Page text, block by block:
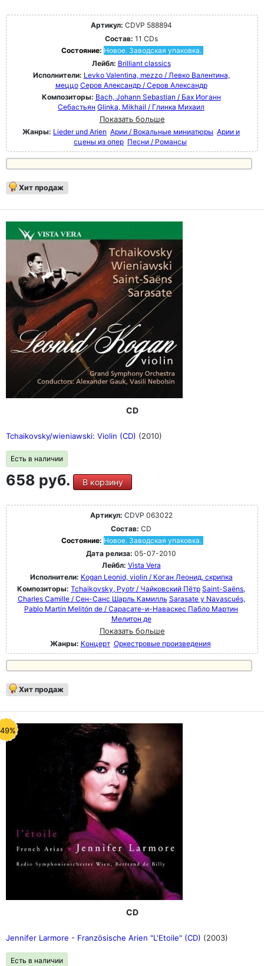
Артикул: CDVP 588894
Состав: 11 CDs
Состояние: Новое. Заводская упаковка.
Лейбл: Brilliant classics
Исполнители: Levko Valentina, mezzo / Левко Валентина,
меццо Серов Александр / Серов Александр
Композиторы: Bach, Johann Sebastian / Бах Иоганн
Себастьян Glinka, Mikhail / Глинка Михаил
Показать больше
Жанры: Lieder und Arien Арии / Вокальные миниатюры Арии и
сцены из опер Песни / Романсы
Хит продаж
CD
Tchaikovsky/wieniawski: Violin (CD) (2010)
Есть в наличии
658 руб. В корзину
Артикул: CDVP 063022
Состав: CD
Состояние: Новое. Заводская упаковка.
Дата релиза: 05-07-2010
Лейбл: Vista Vera
Исполнители: Kogan Leonid, violin / Коган Леонид, скрипка
Композиторы: Tchaikovsky, Pyotr / Чайковский Пётр Saint-Saëns,
Charles Camille / Сен-Санс Шарль Камилль Sarasate y Navascués,
Pablo Martín Melitón de / Сарасате-и-Наваскес Пабло Мартин
Мелитон де
Показать больше
Жанры: Концерт Оркестровые произведения
Хит продаж
CD
Jennifer Larmore - Französische Arien "L'Etoile" (CD) (2003)
Есть в наличии